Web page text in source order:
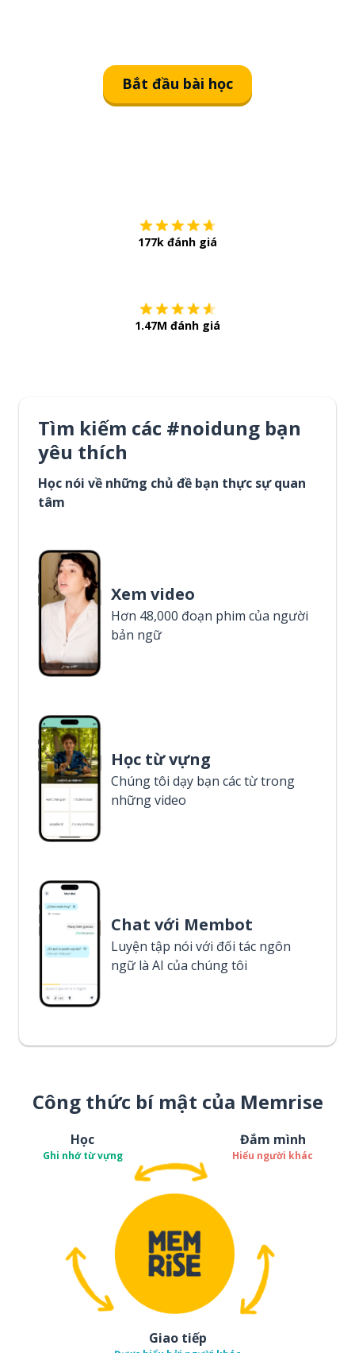
Bắt đầu bài học
177k đánh giá
1.47M đánh giá
Tìm kiếm các #noidung bạn
yêu thích
Học nói về những chủ đề bạn thực sự quan
tâm
Xem video
Hơn 48,000 đoạn phim của người
bản ngữ
Học từ vựng
Chúng tôi dạy bạn các từ trong
những video
Chat với Membot
Luyện tập nói với đối tác ngôn
ngữ là AI của chúng tôi
Công thức bí mật của Memrise
Học
Ghi nhớ từ vựng
Đắm mình
Hiểu người khác
Giao tiếp